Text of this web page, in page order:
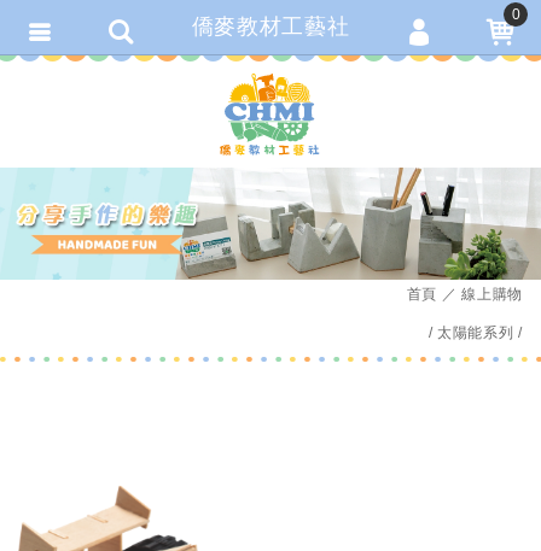
首頁 線上購物
太陽能系列
僑麥教材工藝社 0
會員登入
會員註冊
忘記密碼
訂單查詢
追蹤清單
繁體中文